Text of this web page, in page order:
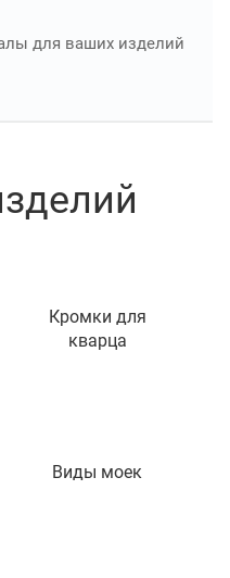
для ваших изделий
Кромки для
кварца
Виды моек